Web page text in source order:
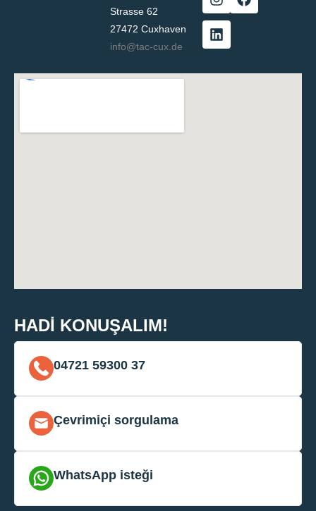
Strasse 62
27472 Cuxhaven
info@tac-cux.de
HADI KONUŞALIM!
04721 59300 37
Çevrimiçi sorgulama
WhatsApp isteği